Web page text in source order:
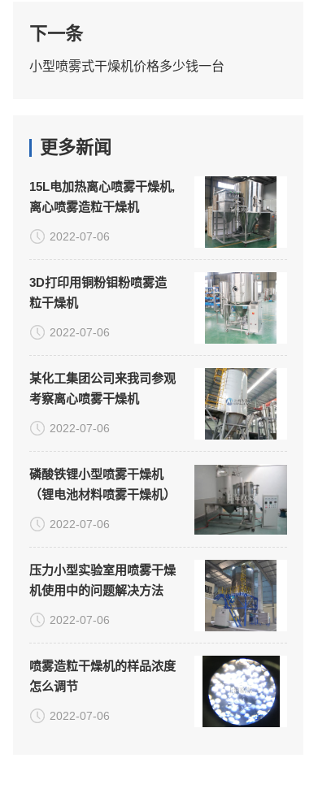
下一条
小型喷雾式干燥机价格多少钱一台
更多新闻
15L电加热离心喷雾干燥机,
离心喷雾造粒干燥机
2022-07-06
3D打印用铜粉钼粉喷雾造
粒干燥机
2022-07-06
某化工集团公司来我司参观
考察离心喷雾干燥机
2022-07-06
磷酸铁锂小型喷雾干燥机
（锂电池材料喷雾干燥机）
2022-07-06
压力小型实验室用喷雾干燥
机使用中的问题解决方法
2022-07-06
喷雾造粒干燥机的样品浓度
怎么调节
2022-07-06